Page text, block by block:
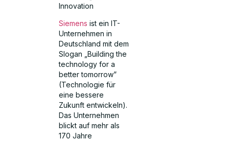
Innovation
Siemens ist ein IT-
Unternehmen in
Deutschland mit dem
Slogan „Building the
technology for a
better tomorrow”
(Technologie für
eine bessere
Zukunft entwickeln).
Das Unternehmen
blickt auf mehr als
170 Jahre